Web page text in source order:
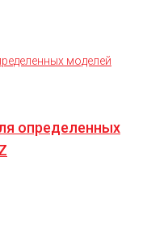
определенных